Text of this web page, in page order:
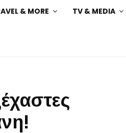
& MORE TV & MEDIA